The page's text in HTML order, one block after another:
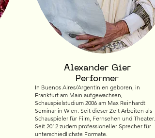
Alexander Gier
Performer
In Buenos Aires/Argentinien geboren, in
Frankfurt am Main aufgewachsen,
Schauspielstudium 2006 am Max Reinhardt
Seminar in Wien. Seit dieser Zeit Arbeiten als
Schauspieler für Film, Fernsehen und Theater.
Seit 2012 zudem professioneller Sprecher für
unterschiedlichste Formate.